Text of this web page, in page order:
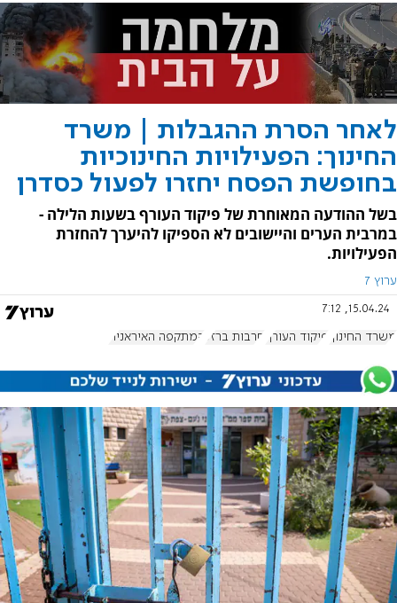
לאחר הסרת ההגבלות | משרד
החינוך: הפעילויות החינוכיות
בחופשת הפסח יחזרו לפעול כסדרן
בשל ההודעה המאוחרת של פיקוד העורף בשעות הלילה -
במרבית הערים והיישובים לא הספיקו להיערך להחזרת
הפעילויות.
ערוץ 7
15.04.24, 7:12
משרד החינוך פיקוד העורף חרבות ברזל המתקפה האיראנית